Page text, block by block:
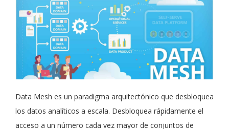
Data Mesh es un paradigma arquitectónico que desbloquea
los datos analíticos a escala. Desbloquea rápidamente el
acceso a un número cada vez mayor de conjuntos de